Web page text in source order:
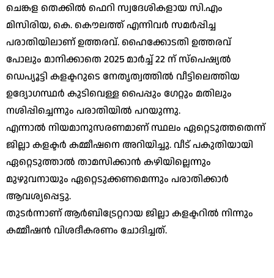
ചെങ്കള തെക്കിൽ ഫെറി സ്വദേശികളായ സി.എം
മിസിരിയ, കെ. കൌലത്ത് എന്നിവർ സമർപ്പിച്ച
പരാതിയിലാണ് ഉത്തരവ്. ഹൈക്കോടതി ഉത്തരവ്
പോലും മാനിക്കാതെ 2025 മാർച്ച് 22 ന് സ്പെഷ്യൽ
ഡെപ്യൂട്ടി കളക്ടറുടെ നേതൃത്വത്തിൽ വീട്ടിലെത്തിയ
ഉദ്യോഗസ്ഥർ കുടിവെള്ള പൈപ്പും ഗേറ്റും മതിലും
നശിപ്പിച്ചെന്നും പരാതിയിൽ പറയുന്നു.
എന്നാൽ നിയമാനുസരണമാണ് സ്ഥലം ഏറ്റെടുത്തതെന്ന്
ജില്ലാ കളക്ടർ കമ്മീഷനെ അറിയിച്ചു. വീട് പകുതിയായി
ഏറ്റെടുത്താൽ താമസിക്കാൻ കഴിയില്ലെന്നും
മുഴുവനായും ഏറ്റെടുക്കണമെന്നും പരാതിക്കാർ
ആവശ്യപ്പെട്ടു.
തുടർന്നാണ് ആർബിട്രേറ്ററായ ജില്ലാ കളക്ടറിൽ നിന്നും
കമ്മീഷൻ വിശദീകരണം ചോദിച്ചത്.